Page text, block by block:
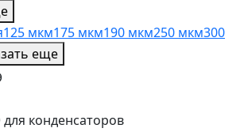
125 мкм175 мкм190 мкм250 мкм300
еще
конденсаторов